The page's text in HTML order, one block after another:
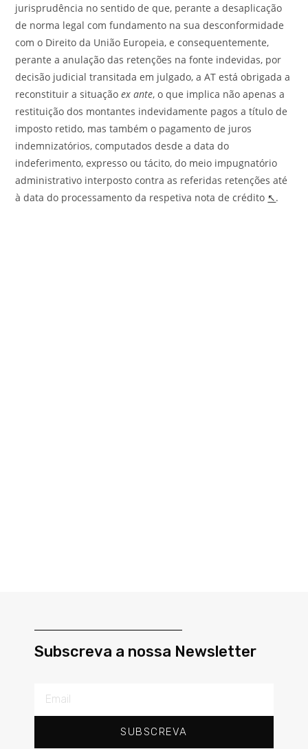
jurisprudência no sentido de que, perante a desaplicação
de norma legal com fundamento na sua desconformidade
com o Direito da União Europeia, e consequentemente,
perante a anulação das retenções na fonte indevidas, por
decisão judicial transitada em julgado, a AT está obrigada a
reconstituir a situaçãoex ante, o que implica não apenas a
restituição dos montantes indevidamente pagos a título de
imposto retido, mas também o pagamento de juros
indemnizatórios, computados desde a data do
indeferimento, expresso ou tácito, do meio impugnatório
administrativo interposto contra as referidas retenções até
à data do processamento da respetiva nota de crédito ↖.
Subscreva a nossa Newsletter
SUBSCREVA